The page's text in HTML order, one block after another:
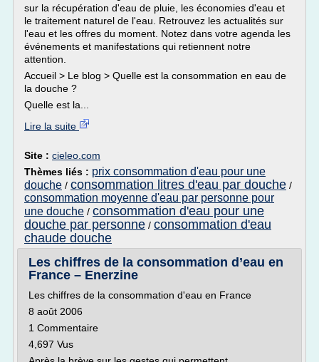
sur la récupération d'eau de pluie, les économies d'eau et
le traitement naturel de l'eau. Retrouvez les actualités sur
l'eau et les offres du moment. Notez dans votre agenda les
événements et manifestations qui retiennent notre
attention.
Accueil > Le blog > Quelle est la consommation en eau de
la douche ?
Quelle est la...
Lire la suite
Site : cieleo.com
Thèmes liés : prix consommation d'eau pour une
douche / consommation litres d'eau par douche /
consommation moyenne d'eau par personne pour
une douche / consommation d'eau pour une
douche par personne / consommation d'eau
chaude douche
Les chiffres de la consommation d’eau en
France – Enerzine
Les chiffres de la consommation d'eau en France
8 août 2006
1 Commentaire
4,697 Vus